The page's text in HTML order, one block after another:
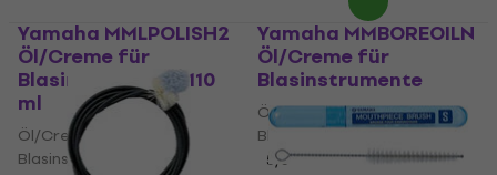
Yamaha MMLPOLISH2
Öl/Creme für
Blasinstrumente 110
ml
Öl/Creme für
Blasinstrumente
Yamaha MMBOREOILN
Öl/Creme für
Blasinstrumente
Öl/Creme für
Blasinstrumente
5/5